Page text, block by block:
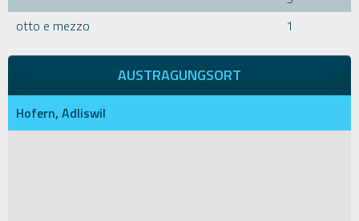
otto e mezzo
1
AUSTRAGUNGSORT
Hofern, Adliswil